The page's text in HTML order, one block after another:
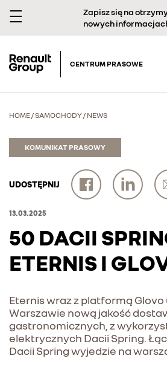
Zapisz się na
nowych
CENTRUM PRASOWE
HOME/SAMOCHODY/ NEWS
KOMUNIKAT PRASOWY
UDOSTĘPNIJ
13.03.2025
50 DACII
ETERNIS I
Eternis wraz z platformą Glovo
Warszawie nową jakość
gastronomicznych, z
elektrycznych Dacii Spring.
Dacii Spring wyjedzie na